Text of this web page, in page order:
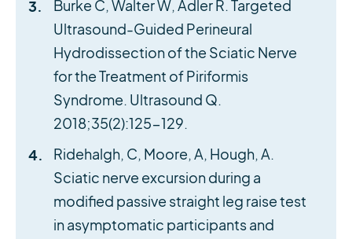
Burke C, Walter W, Adler R. Targeted
Ultrasound-Guided Perineural
Hydrodissection of the Sciatic Nerve
for the Treatment of Piriformis
Syndrome. Ultrasound Q.
2018;35(2):125-129.
Ridehalgh, C, Moore, A, Hough, A.
Sciatic nerve excursion during a
modified passive straight leg raise test
in asymptomatic participants and